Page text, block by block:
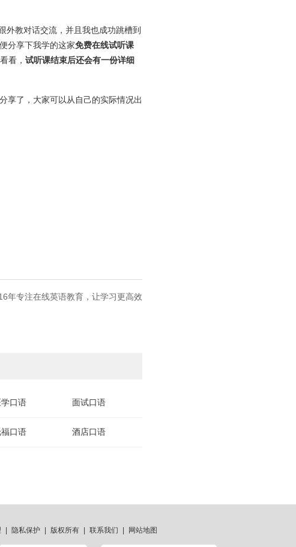
外教对话交流，并且我也成功跳槽到
分享下我学的这家免费在线试听课
看， 试听课结束后还会有一份详细
享了，大家可以从自己的实际情况出
年专注在线英语教育，让学习更高效
学口语 面试口语
口语 酒店口语
隐私保护 版权所有 联系我们 网站地图